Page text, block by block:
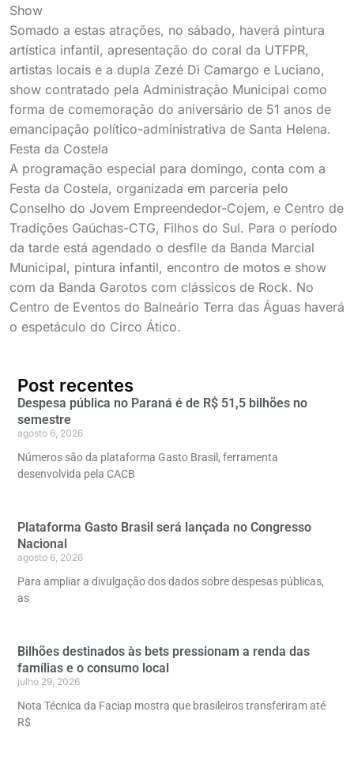
Show
Somado a estas atrações, no sábado, haverá pintura
artística infantil, apresentação do coral da UTFPR,
artistas locais e a dupla Zezé Di Camargo e Luciano,
show contratado pela Administração Municipal como
forma de comemoração do aniversário de 51 anos de
emancipação político-administrativa de Santa Helena.
Festa da Costela
A programação especial para domingo, conta com a
Festa da Costela, organizada em parceria pelo
Conselho do Jovem Empreendedor-Cojem, e Centro de
Tradições Gaúchas-CTG, Filhos do Sul. Para o período
da tarde está agendado o desfile da Banda Marcial
Municipal, pintura infantil, encontro de motos e show
com da Banda Garotos com clássicos de Rock. No
Centro de Eventos do Balneário Terra das Águas haverá
o espetáculo do Circo Ático.
Post recentes
Despesa pública no Paraná é de R$ 51,5 bilhões no
semestre
agosto 6, 2026
Números são da plataforma Gasto Brasil, ferramenta
desenvolvida pela CACB
Plataforma Gasto Brasil será lançada no Congresso
Nacional
agosto 6, 2026
Para ampliar a divulgação dos dados sobre despesas públicas,
as
Bilhões destinados às bets pressionam a renda das
famílias e o consumo local
julho 29, 2026
Nota Técnica da Faciap mostra que brasileiros transferiram até
R$